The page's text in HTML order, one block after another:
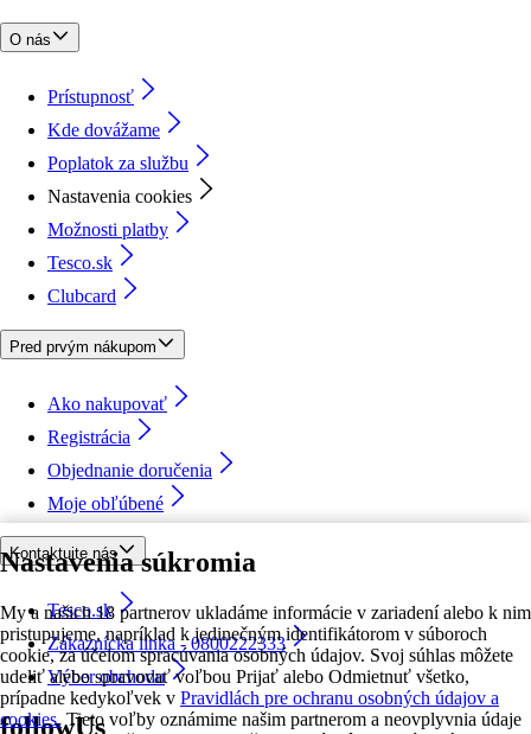
Nastavenia súkromia
My a našich 18 partnerov ukladáme informácie v zariadení alebo k nim
pristupujeme, napríklad k jedinečným identifikátorom v súboroch
cookie, za účelom spracúvania osobných údajov. Svoj súhlas môžete
udeliť alebo spravovať voľbou Prijať alebo Odmietnuť všetko,
prípadne kedykoľvek v Pravidlách pre ochranu osobných údajov a
cookies. Tieto voľby oznámime našim partnerom a neovplyvnia údaje
O nás
Prístupnosť
Kde dovážame
Poplatok za službu
Nastavenia cookies
Možnosti platby
Tesco.sk
Clubcard
Pred prvým nákupom
Ako nakupovať
Registrácia
Objednanie doručenia
Moje obľúbené
Kontaktujte nás
Tesco.sk
Zákaznícka linka - 0800222333
Výber obchodu
followUs